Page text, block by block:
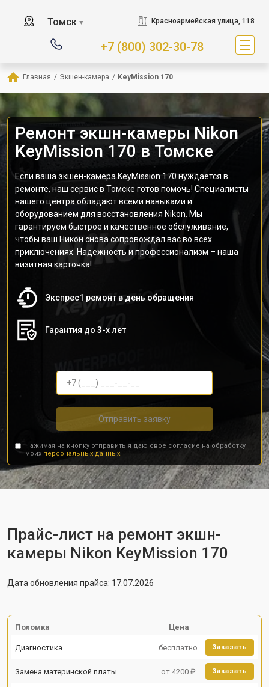
Томск ▼ Красноармейская улица, 118
+7 (800) 302-30-78
Главная / Экшен-камера / KeyMission 170
Ремонт экшн-камеры Nikon
KeyMission 170 в Томске
Если ваша экшен-камера KeyMission 170 нуждается в
ремонте, наш сервис в Томске готов помочь! Специалисты
нашего центра обладают всеми навыками и
оборудованием для восстановления Nikon. Мы
гарантируем быстрое и качественное обслуживание,
чтобы ваш Никон снова сопровождал вас во всех
приключениях. Надежность и профессионализм – наша
визитная карточка!
Экспрес1 ремонт в день обращения
Гарантия до 3-х лет
Отправить заявку
Нажимая на кнопку отправить я даю свое согласие на обработку
моих персональных данных.
Прайс-лист на ремонт экшн-
камеры Nikon KeyMission 170
Дата обновления прайса: 17.07.2026
Поломка Цена
Диагностика бесплатно Заказать
Замена материнской платы от 4200 ₽ Заказать